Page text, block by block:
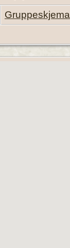
Gruppeskjema